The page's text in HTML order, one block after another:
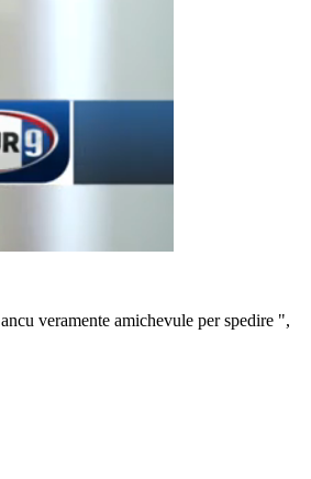
veramente amichevule per spedire ",